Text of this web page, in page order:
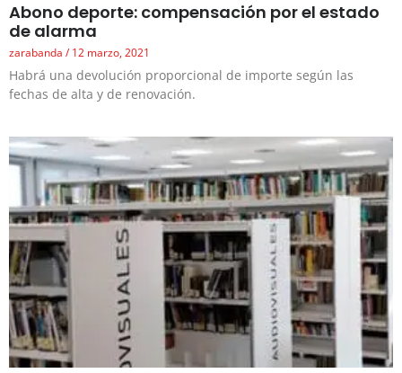
Abono deporte: compensación por el estado
de alarma
zarabanda 12 marzo, 2021
Habrá una devolución proporcional de importe según las
fechas de alta y de renovación.